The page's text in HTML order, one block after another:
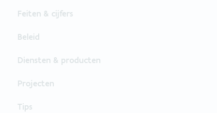
Feiten & cijfers
Beleid
Diensten & producten
Projecten
Tips